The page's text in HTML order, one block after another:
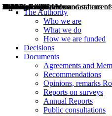
The Authority
Who we are
What we do
How we are funded
Decisions
Documents
Agreements and
Recommendations
Opinions, remarks
Reports on surveys
Annual Reports
Public consultations
Decisions
Opinions
Public consultations
Hearings
Recommendations
Agreements and Memorandums
Relazioni annuali
Misure di regolazione
News
Press Releases
Bollettini ART
Convegni ART
President’s interviews
Top articles
President’s speeches and
2004
2005
2010
2013
2014
2015
2016
2017
2018
2019
202
2020
2021
2022
2023
2024
2025
2026
Aereo
Marittimo
Terrestre